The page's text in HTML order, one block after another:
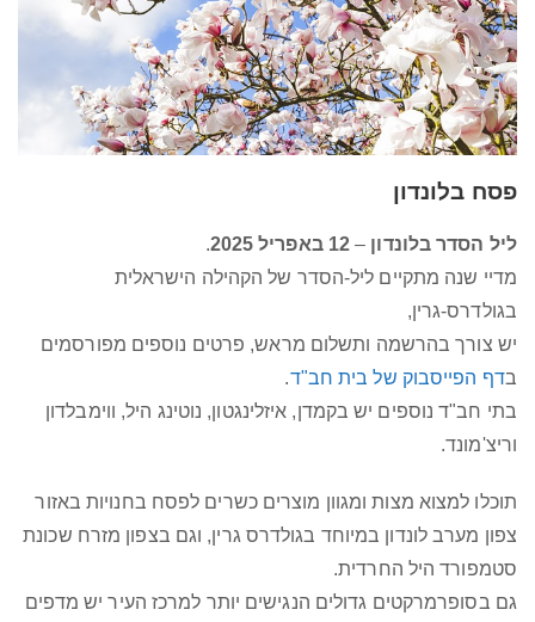
פסח בלונדון
ליל הסדר בלונדון – 12 באפריל 2025
.
מדיי שנה מתקיים ליל-הסדר של הקהילה הישראלית
בגולדרס-גרין,
יש צורך בהרשמה ותשלום מראש, פרטים נוספים מפורסמים
בדף הפייסבוק של בית חב"ד.
בתי חב"ד נוספים יש בקמדן, איזלינגטון, נוטינג היל, ווימבלדון
וריצ'מונד.
תוכלו למצוא מצות ומגוון מוצרים כשרים לפסח בחנויות באזור
צפון מערב לונדון במיוחד בגולדרס גרין, וגם בצפון מזרח שכונת
סטמפורד היל החרדית.
גם בסופרמרקטים גדולים הנגישים יותר למרכז העיר יש מדפים